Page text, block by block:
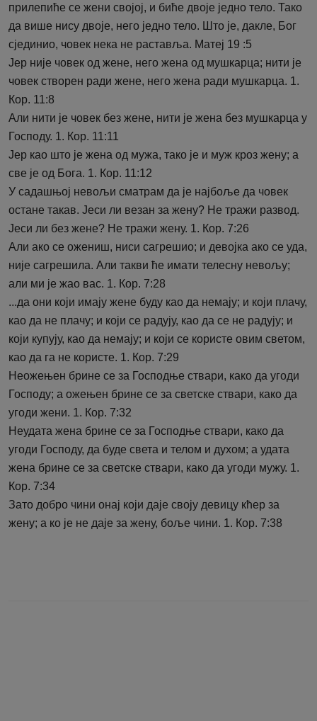
прилепиће се жени својој, и биће двоје једно тело. Тако
да више нису двоје, него једно тело. Што је, дакле, Бог
сјединио, човек нека не раставља. Матеј 19 :5
Јер није човек од жене, него жена од мушкарца; нити је
човек створен ради жене, него жена ради мушкарца. 1.
Кор. 11:8
Али нити је човек без жене, нити је жена без мушкарца у
Господу. 1. Кор. 11:11
Јер као што је жена од мужа, тако је и муж кроз жену; а
све је од Бога. 1. Кор. 11:12
У садашњој невољи сматрам да је најбоље да човек
остане такав. Јеси ли везан за жену? Не тражи развод.
Јеси ли без жене? Не тражи жену. 1. Кор. 7:26
Али ако се ожениш, ниси сагрешио; и девојка ако се уда,
није сагрешила. Али такви ће имати телесну невољу;
али ми је жао вас. 1. Кор. 7:28
...да они који имају жене буду као да немају; и који плачу,
као да не плачу; и који се радују, као да се не радују; и
који купују, као да немају; и који се користе овим светом,
као да га не користе. 1. Кор. 7:29
Неожењен брине се за Господње ствари, како да угоди
Господу; а ожењен брине се за светске ствари, како да
угоди жени. 1. Кор. 7:32
Неудата жена брине се за Господње ствари, како да
угоди Господу, да буде света и телом и духом; а удата
жена брине се за светске ствари, како да угоди мужу. 1.
Кор. 7:34
Зато добро чини онај који даје своју девицу кћер за
жену; а ко је не даје за жену, боље чини. 1. Кор. 7:38